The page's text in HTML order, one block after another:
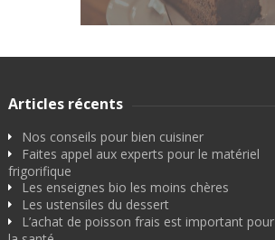
Articles récents
Nos conseils pour bien cuisiner
Faites appel aux experts pour le matériel
frigorifique
Les enseignes bio les moins chères
Les ustensiles du dessert
L’achat de poisson frais est important pour